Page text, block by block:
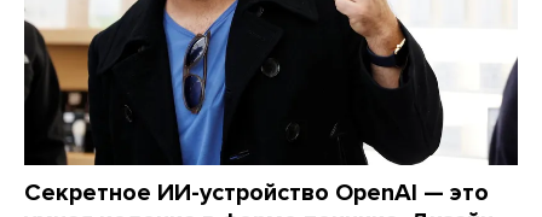
Секретное ИИ-устройство OpenAI — это